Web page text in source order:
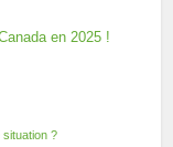
en 2025 !
situation ?